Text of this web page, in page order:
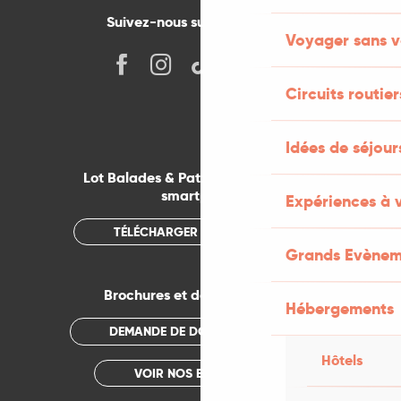
Voyager sans
Circuits
Idées de
Expériences à
Grands
Hébergements
Hôtels
Suivez-nous sur les réseaux !
Lot Balades & Patrimoines sur votre
smartphone
TÉLÉCHARGER L'APPLICATION
Brochures et documentations
DEMANDE DE DOCUMENTATION
VOIR NOS BROCHURES